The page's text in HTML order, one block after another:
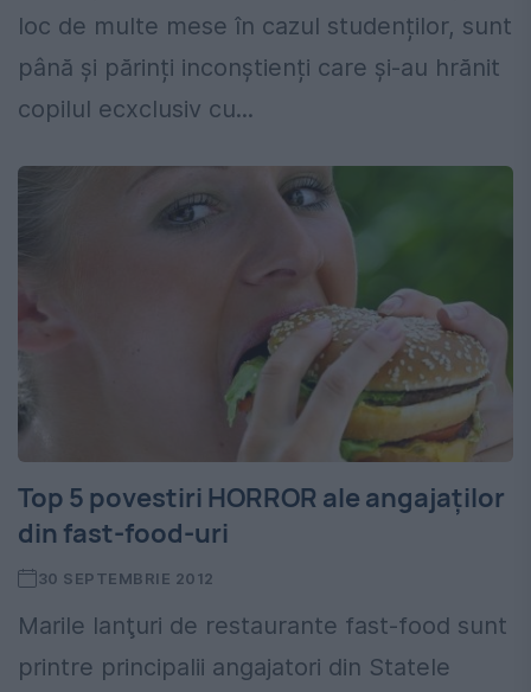
loc de multe mese în cazul studenților, sunt
până și părinți inconștienți care și-au hrănit
copilul ecxclusiv cu...
Top 5 povestiri HORROR ale angajaţilor
din fast-food-uri
30 SEPTEMBRIE 2012
Marile lanţuri de restaurante fast-food sunt
printre principalii angajatori din Statele